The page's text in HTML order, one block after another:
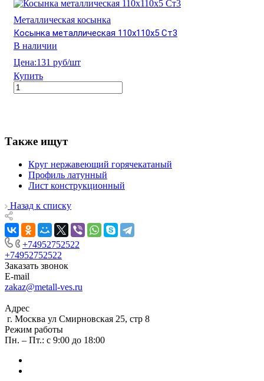
Металлическая косынка
Косынка металлическая 110х110х5 Ст3
В наличии
Цена:131 руб/шт
Купить
Также ищут
Круг нержавеющий горячекатаный
Профиль латунный
Лист конструкционный
Назад к списку
+74952752522
+74952752522
Заказать звонок
E-mail
zakaz@metall-ves.ru
Адрес
г. Москва ул Смирновская 25, стр 8
Режим работы
Пн. – Пт.: с 9:00 до 18:00